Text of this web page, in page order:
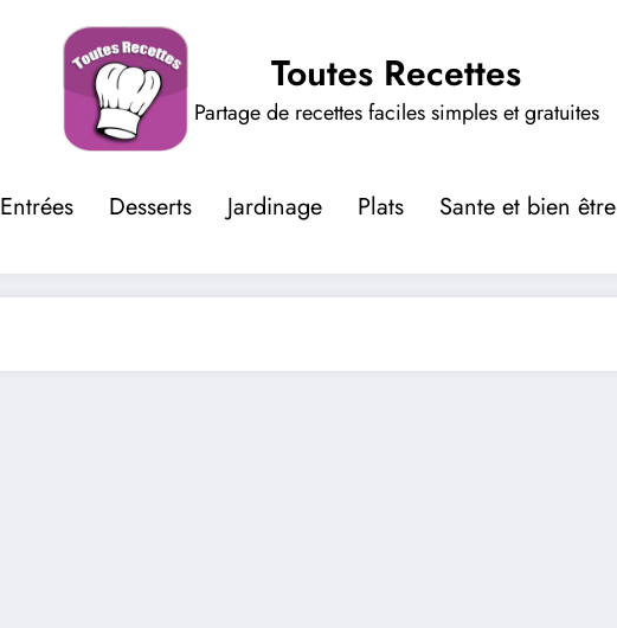
Toutes Recettes
Partage de recettes faciles simples et gratuites
Entrées Desserts Jardinage Plats Sante et bien être